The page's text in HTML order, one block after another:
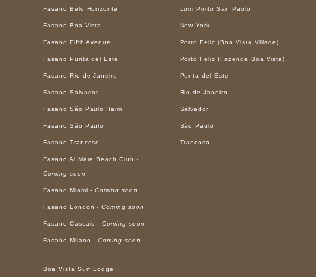
Fasano Belo Horizonte
Fasano Boa Vista
Fasano Fifth Avenue
Fasano Punta del Este
Fasano Rio de Janeiro
Fasano Salvador
Fasano São Paulo Itaim
Fasano São Paulo
Fasano Trancoso
Fasano Al Mare Beach Club -
Coming soon
Fasano Miami -Coming soon
Fasano London -Coming soon
Fasano Cascais -Coming soon
Fasano Milano -Coming soon
Boa Vista Surf Lodge
Loiri Porto San Paolo
New York
Porto Feliz (Boa Vista Village)
Porto Feliz (Fazenda Boa Vista)
Punta del Este
Rio de Janeiro
Salvador
São Paulo
Trancoso